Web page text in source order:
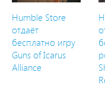
Humble Store
отдаёт
бесплатно игру
Guns of Icarus
Alliance